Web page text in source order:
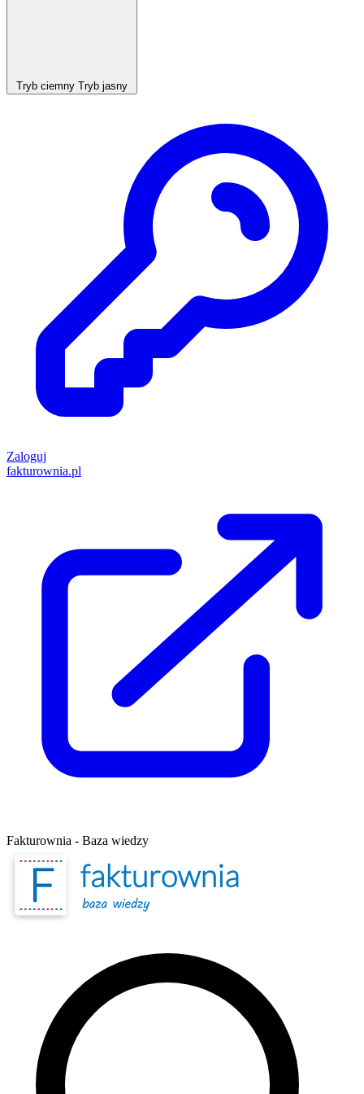
Tryb ciemny Tryb jasny
Zaloguj
fakturownia.pl
Fakturownia - Baza wiedzy